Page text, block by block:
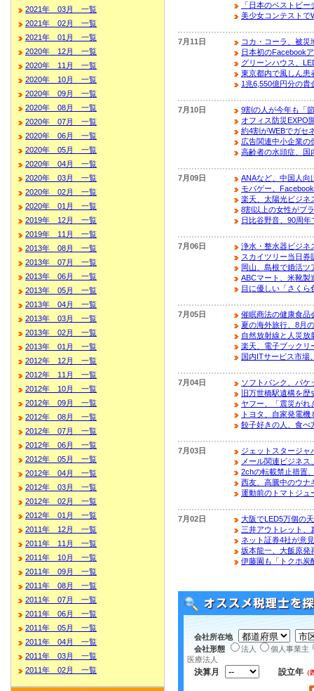
2021年 03月 一覧
2021年 02月 一覧
2021年 01月 一覧
2020年 12月 一覧
2020年 11月 一覧
2020年 10月 一覧
2020年 09月 一覧
2020年 08月 一覧
2020年 07月 一覧
2020年 06月 一覧
2020年 05月 一覧
2020年 04月 一覧
2020年 03月 一覧
2020年 02月 一覧
2020年 01月 一覧
2019年 12月 一覧
2019年 11月 一覧
2013年 08月 一覧
2013年 07月 一覧
2013年 06月 一覧
2013年 05月 一覧
2013年 04月 一覧
2013年 03月 一覧
2013年 02月 一覧
2013年 01月 一覧
2012年 12月 一覧
2012年 11月 一覧
2012年 10月 一覧
2012年 09月 一覧
2012年 08月 一覧
2012年 07月 一覧
2012年 06月 一覧
2012年 05月 一覧
2012年 04月 一覧
2012年 03月 一覧
2012年 02月 一覧
2012年 01月 一覧
2011年 12月 一覧
2011年 11月 一覧
2011年 10月 一覧
2011年 09月 一覧
2011年 08月 一覧
2011年 07月 一覧
2011年 06月 一覧
2011年 05月 一覧
2011年 04月 一覧
2011年 03月 一覧
2011年 02月 一覧
「日本のベストビ
美少女コンテストで
7月11日
コカ・コーラ、被
日本初のFacebook
グリーンハウス、
東京都内で風しん患
1兆6,550億円分の貴
7月10日
9割の人が今年も「
オフィス防災EXPO
約4割がWEBでガセ
広告関連中小企業の
高齢者の水頭症、国
7月09日
ANAなど、中国人向
モバゲー、
楽天、太陽光ビジネ
8割以上の女性がブ
日比谷野音、90周
7月06日
浄水・整水器ビジネ
スカイツリー当日券
岡山、島根で婚活ツ
ABCマート、米靴製
目に優しい「さくら
7月05日
催眠商法の健康食品
夏の海外旅行、8月
自然放射線と人災放
楽天、電子ブックリ
国内ITサービス市場
7月04日
ソフトバンク、パケ
旧万世橋駅遺構を歴
ヤフー、「震災がれ
トヨタ、自家発電機
餃子好きの人、食べ
7月03日
ジェットスタージャ
メール関連ビジネス
2chの転載禁止措置
西友、高騰中のウナ
運動前のトマトジュ
7月02日
大阪でLED5万個の
三井アウトレット、
ネット証券4社が意
坂本龍一、大飯原発
伊藤園も「トクホ炭
会社所在地
会社形態
法人
個人事業主
医療法人
決算月 設立年 （